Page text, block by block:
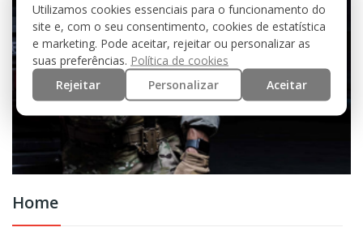
Home
Utilizamos cookies essenciais para o funcionamento do
site e, com o seu consentimento, cookies de estatística
e marketing. Pode aceitar, rejeitar ou personalizar as
suas preferências. Política de cookies
Rejeitar
Personalizar Aceitar